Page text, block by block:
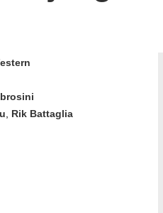
Rik Battaglia